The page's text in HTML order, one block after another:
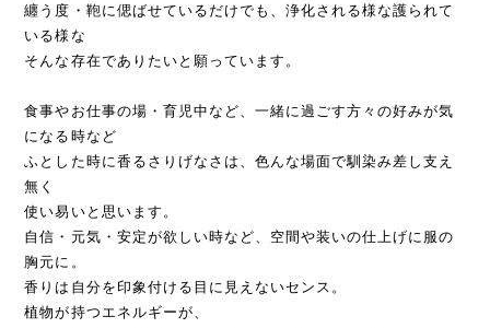
纏う度・鞄に偲ばせているだけでも、浄化される様な護られて
いる様な
そんな存在でありたいと願っています。
食事やお仕事の場・育児中など、一緒に過ごす方々の好みが気
になる時など
ふとした時に香るさりげなさは、色んな場面で馴染み差し支え
無く
使い易いと思います。
自信・元気・安定が欲しい時など、空間や装いの仕上げに服の
胸元に。
香りは自分を印象付ける目に見えないセンス。
植物が持つエネルギーが、